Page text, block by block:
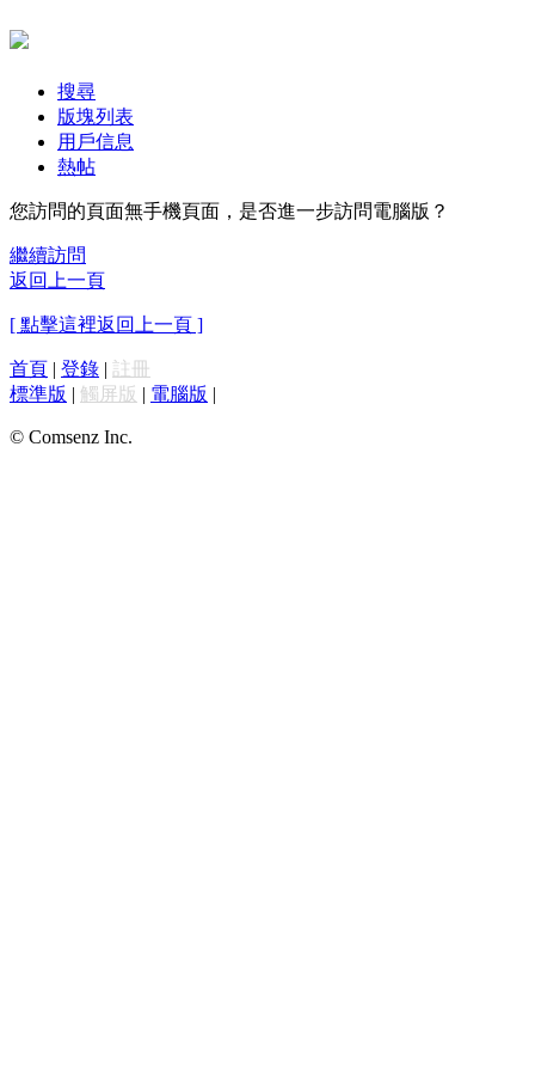
搜尋
版塊列表
用戶信息
熱帖
您訪問的頁面無手機頁面，是否進一步訪問電腦版？
繼續訪問
返回上一頁
[ 點擊這裡返回上一頁 ]
首頁 | 登錄 | 註冊
標準版 | 觸屏版 | 電腦版 |
© Comsenz Inc.